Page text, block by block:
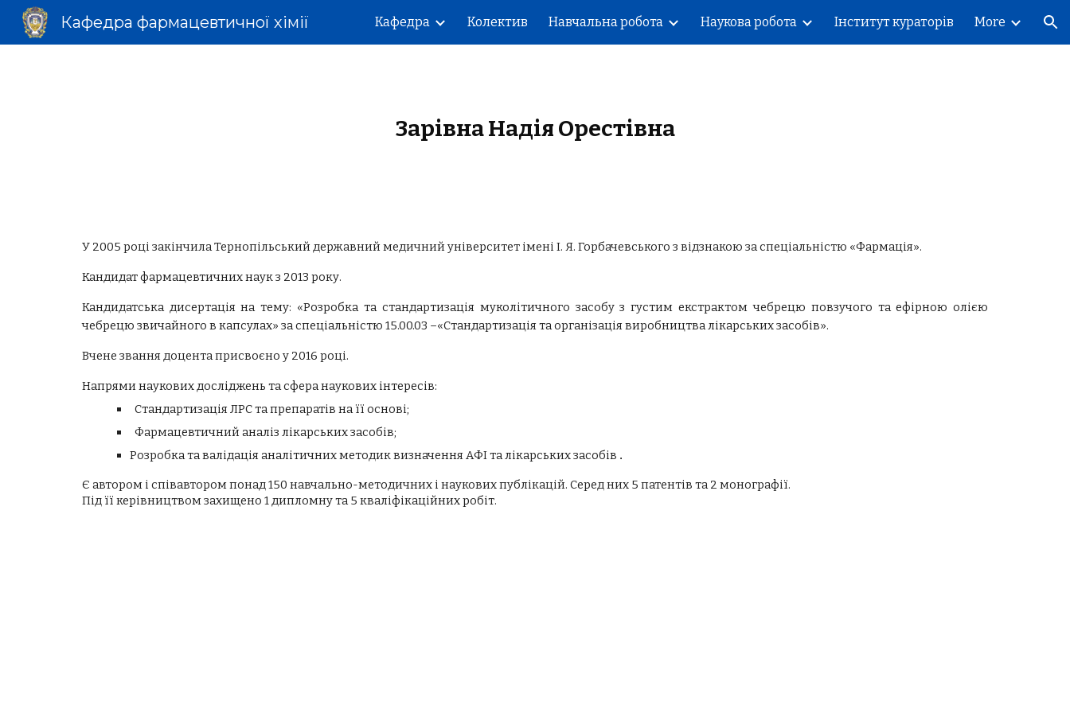
Skip to main content Skip to navigation
Кафедра фармацевтичної хімії Кафедра Колектив Навчальна робота Наукова робота Інститут кураторів More
Зарівна Надія Орестівна
У 2005 році закінчила Тернопільський державний медичний університет імені І. Я. Горбачевського з відзнакою за спеціальністю «Фармація».
Кандидат фармацевтичних наук з 2013 року.
Кандидатська дисертація на тему: «Розробка та стандартизація муколітичного засобу з густим екстрактом чебрецю повзучого та ефірною олією
чебрецю звичайного в капсулах» за спеціальністю 15.00.03 –«Стандартизація та організація виробництва лікарських засобів».
Вчене звання доцента присвоєно у 2016 році.
Напрями наукових досліджень та сфера наукових інтересів:
Стандартизація ЛРС та препаратів на її основі;
Фармацевтичний аналіз лікарських засобів;
Розробка та валідація аналітичних методик визначення АФІ та лікарських засобів .
Є автором і співавтором понад 150 навчально-методичних і наукових публікацій. Серед них 5 патентів та 2 монографії.
Під її керівництвом захищено 1 дипломну та 5 кваліфікаційних робіт.